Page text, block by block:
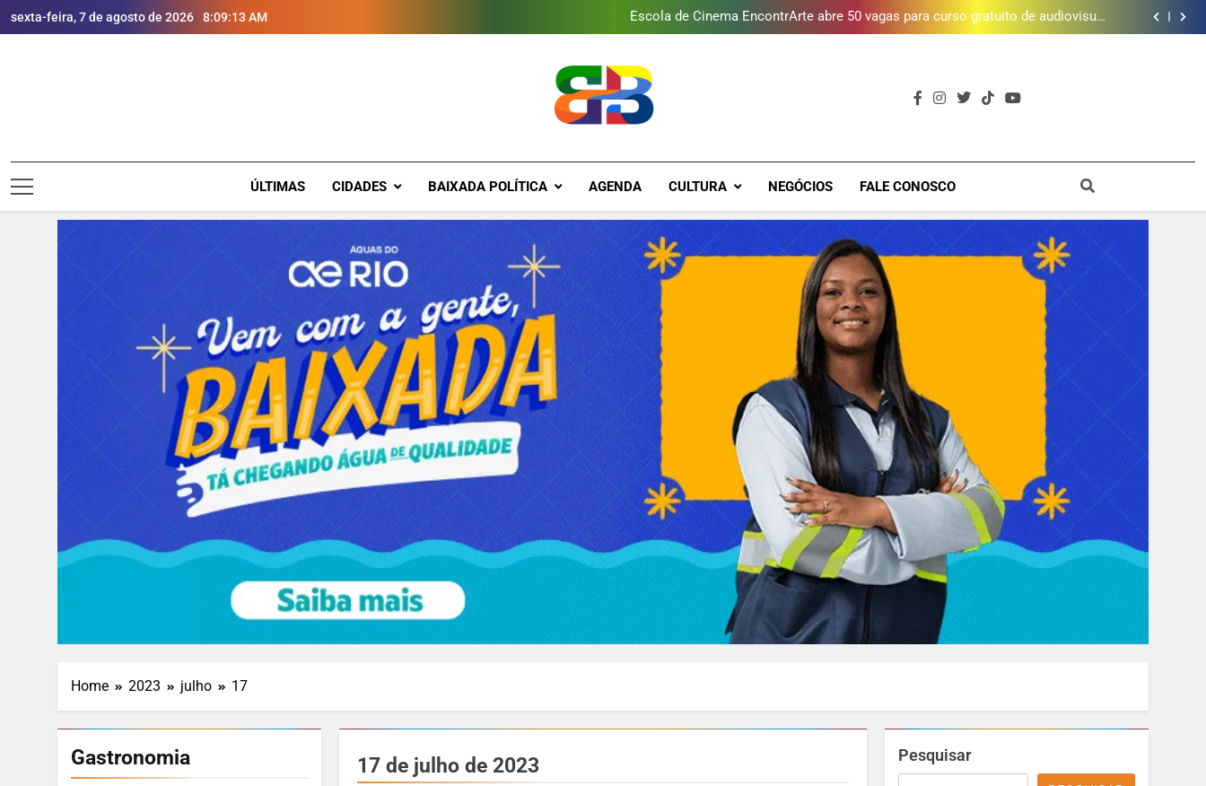
sexta-feira, 7 de agosto de 2026 8:09:14 AM
vítimas em 2025, aponta Firjan
Escola de Cinema EncontrArte abre 50 vagas para curso gratuito de audiovisual
na Baixada Fluminense
Programa ambiental arrecada mais de 2 mil litros de óleo de cozinha usado e
Escola de Cinema EncontrArte abre 50 vagas para curso gratuito de audiovisual
na Baixada Fluminense
Programa ambiental arrecada mais de 2 mil litros de óleo de cozinha usado e
Novo Sesc Duque de Caxias terá piscina, quadra esportiva e diversos serviços em
Brava Baixada
ÚLTIMAS CIDADES BAIXADA POLÍTICA AGENDA CULTURA NEGÓCIOS FALE CONOSCO
Home 2023 julho 17
Gastronomia 17 de julho de 2023 Pesquisar